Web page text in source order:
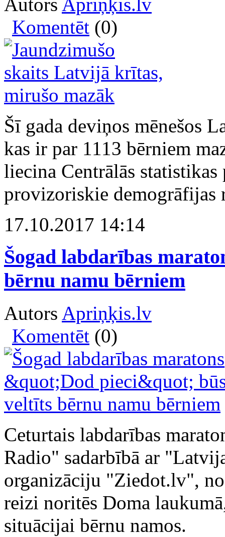
Komentēt (0)
Šī gada deviņos mēnešos
kas ir par 1113 bērniem
liecina Centrālās
provizoriskie demogrāfijas
17.10.2017 14:14
Šogad labdarības
bērnu namu bērniem
Autors Apriņķis.lv
Komentēt (0)
Ceturtais labdarības
Radio" sadarbībā ar
organizāciju "Ziedot.lv",
reizi noritēs Doma
situācijai bērnu namos.